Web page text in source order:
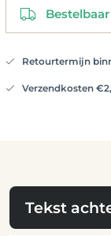
Bestelbaar
Retourtermijn
Verzendkosten
Tekst